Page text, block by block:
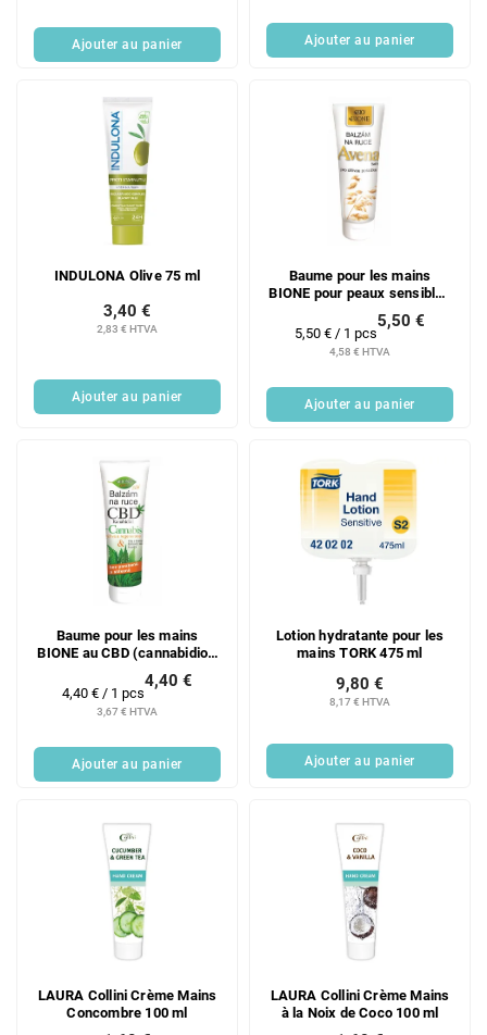
Ajouter au panier Ajouter au panier
INDULONA Olive 75 ml
2,83 € HTVA
3,40 €
Ajouter au panier
Baume pour les mains
BIONE pour peaux sensibles
AVENA SATIVA 200 ml
4,58 € HTVA
5,50 €
Prix
mesure:
5,50 € / 1 pcs
Ajouter au panier
Baume pour les mains
BIONE au CBD (cannabidiol)
3,67 € HTVA
4,40 €
Prix
mesure:
4,40 € / 1 pcs
Ajouter au panier
Lotion hydratante pour les
mains TORK 475 ml
8,17 € HTVA
9,80 €
Ajouter au panier
LAURA Collini Crème Mains
Concombre 100 ml
LAURA Collini Crème Mains
à la Noix de Coco 100 ml